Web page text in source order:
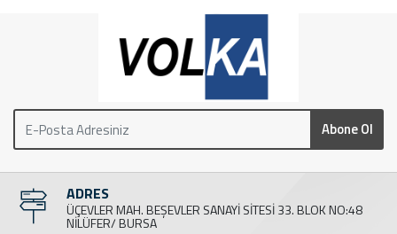
Abone Ol
ADRES
ÜÇEVLER MAH. BEŞEVLER SANAYİ SİTESİ 33. BLOK NO:48
NİLÜFER/ BURSA